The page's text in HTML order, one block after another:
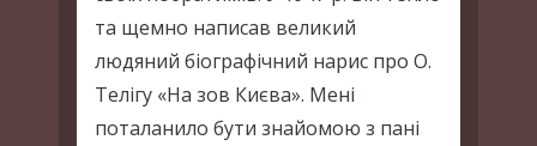
та щемно написав великий
людяний біографічний нарис про О.
Телігу «На зов Києва». Мені
поталанило бути знайомою з пані